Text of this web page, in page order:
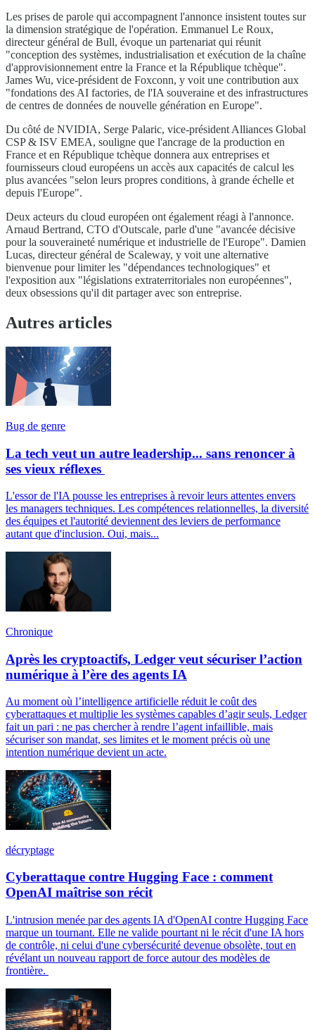
Les prises de parole qui accompagnent l'annonce insistent toutes sur
la dimension stratégique de l'opération. Emmanuel Le Roux,
directeur général de Bull, évoque un partenariat qui réunit
"conception des systèmes, industrialisation et exécution de la chaîne
d'approvisionnement entre la France et la République tchèque".
James Wu, vice-président de Foxconn, y voit une contribution aux
"fondations des AI factories, de l'IA souveraine et des infrastructures
de centres de données de nouvelle génération en Europe".
Du côté de NVIDIA, Serge Palaric, vice-président Alliances Global
CSP & ISV EMEA, souligne que l'ancrage de la production en
France et en République tchèque donnera aux entreprises et
fournisseurs cloud européens un accès aux capacités de calcul les
plus avancées "selon leurs propres conditions, à grande échelle et
depuis l'Europe".
Deux acteurs du cloud européen ont également réagi à l'annonce.
Arnaud Bertrand, CTO d'Outscale, parle d'une "avancée décisive
pour la souveraineté numérique et industrielle de l'Europe". Damien
Lucas, directeur général de Scaleway, y voit une alternative
bienvenue pour limiter les "dépendances technologiques" et
l'exposition aux "législations extraterritoriales non européennes",
deux obsessions qu'il dit partager avec son entreprise.
Autres articles
Bug de genre
La tech veut un autre leadership... sans renoncer à
ses vieux réflexes
L'essor de l'IA pousse les entreprises à revoir leurs attentes envers
les managers techniques. Les compétences relationnelles, la diversité
des équipes et l'autorité deviennent des leviers de performance
autant que d'inclusion. Oui, mais...
Chronique
Après les cryptoactifs, Ledger veut sécuriser l’action
numérique à l’ère des agents IA
Au moment où l’intelligence artificielle réduit le coût des
cyberattaques et multiplie les systèmes capables d’agir seuls, Ledger
fait un pari : ne pas chercher à rendre l’agent infaillible, mais
sécuriser son mandat, ses limites et le moment précis où une
intention numérique devient un acte.
décryptage
Cyberattaque contre Hugging Face : comment
OpenAI maîtrise son récit
L'intrusion menée par des agents IA d'OpenAI contre Hugging Face
marque un tournant. Elle ne valide pourtant ni le récit d'une IA hors
de contrôle, ni celui d'une cybersécurité devenue obsolète, tout en
révélant un nouveau rapport de force autour des modèles de
frontière.